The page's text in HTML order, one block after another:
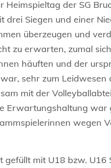
Heimspieltag der SG
drei Siegen und einer
überzeugen und
zu erwarten, zumal
häuften und der
sehr zum Leidwesen
mit der
Erwartungshaltung war
wegen
gefüllt mit U18 bzw. U16